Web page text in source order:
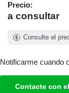
Precio:
a consultar
Consulte el
Notificarme cuando
Contacte con